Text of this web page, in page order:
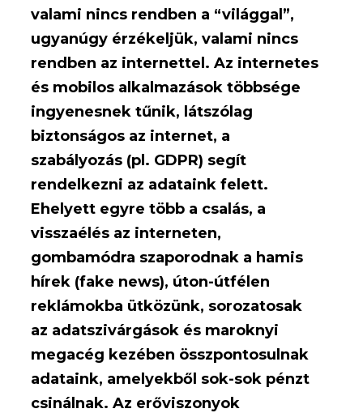
valami nincs rendben a “világgal”,
ugyanúgy érzékeljük, valami nincs
rendben az internettel. Az internetes
és mobilos alkalmazások többsége
ingyenesnek tűnik, látszólag
biztonságos az internet, a
szabályozás (pl. GDPR) segít
rendelkezni az adataink felett.
Ehelyett egyre több a csalás, a
visszaélés az interneten,
gombamódra szaporodnak a hamis
hírek (fake news), úton-útfélen
reklámokba ütközünk, sorozatosak
az adatszivárgások és maroknyi
megacég kezében összpontosulnak
adataink, amelyekből sok-sok pénzt
csinálnak. Az erőviszonyok